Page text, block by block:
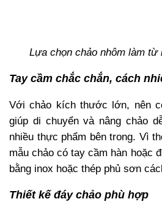
Lựa chọn chảo nhôm làm từ
Tay cầm chắc chắn, cách
Với chảo kích thước lớn, nên
giúp di chuyển và nâng chảo
nhiều thực phẩm bên trong. Vì
mẫu chảo có tay cầm hàn hoặc
bằng inox hoặc thép phủ sơn
Thiết kế đáy chảo phù hợp